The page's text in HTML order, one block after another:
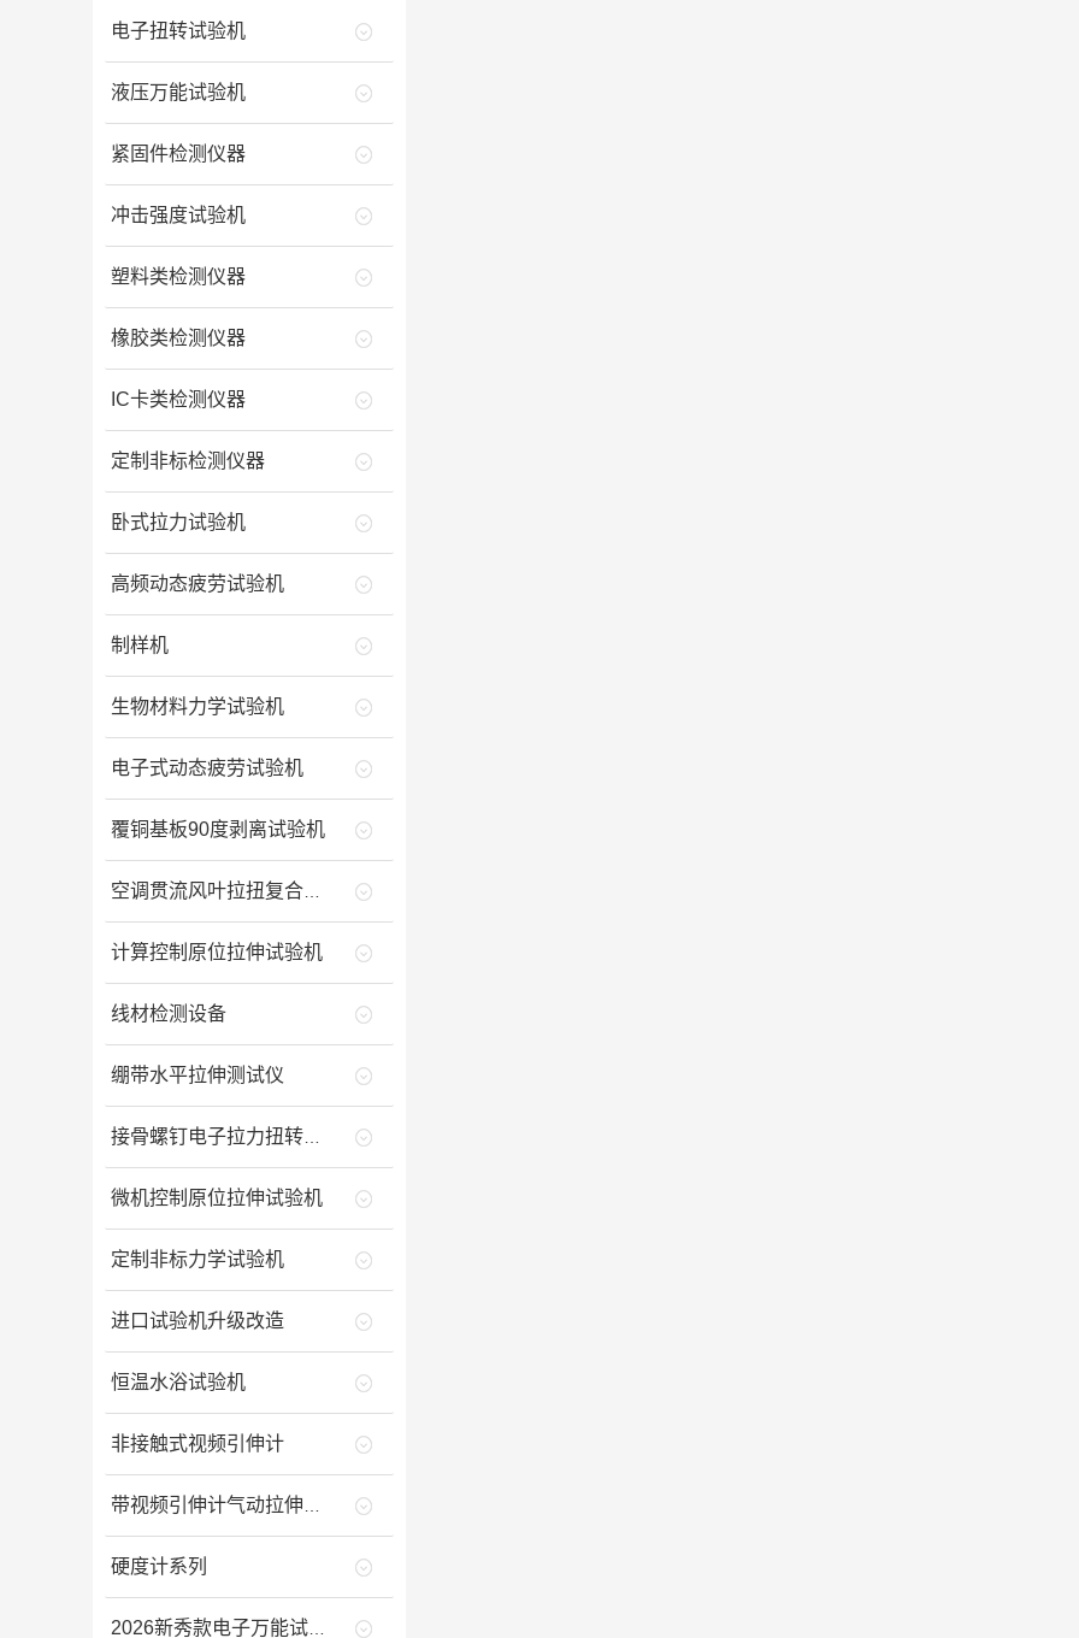
电子扭转试验机
液压万能试验机
紧固件检测仪器
冲击强度试验机
塑料类检测仪器
橡胶类检测仪器
IC卡类检测仪器
定制非标检测仪器
卧式拉力试验机
高频动态疲劳试验机
制样机
生物材料力学试验机
电子式动态疲劳试验机
覆铜基板90度剥离试验机
计算控制原位拉伸试验机
线材检测设备
绷带水平拉伸测试仪
微机控制原位拉伸试验机
定制非标力学试验机
进口试验机升级改造
恒温水浴试验机
非接触式视频引伸计
硬度计系列